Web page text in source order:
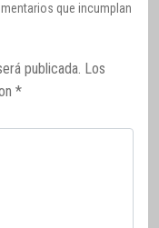
que incumplan
publicada. Los
*